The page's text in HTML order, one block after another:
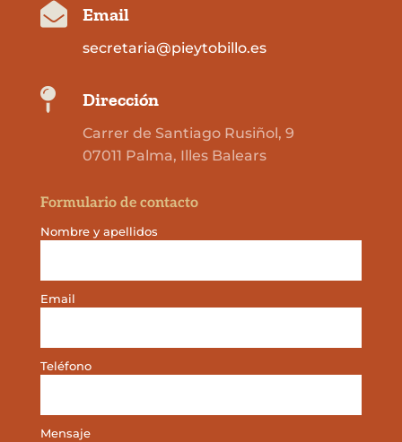
 Email
secretaria@pieytobillo.es
 Dirección
Carrer de Santiago Rusiñol, 9
07011 Palma, Illes Balears
Formulario de contacto
Nombre y apellidos
Email
Teléfono
Mensaje